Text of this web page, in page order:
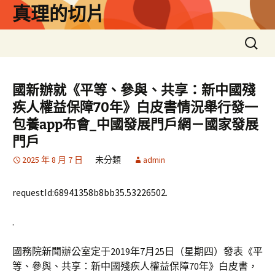
真理的切片
搜
尋
鍵
字:
國新辦就《平等、參與、共享：新中國殘
疾人權益保障70年》白皮書情況舉行發一
包養app布會_中國發展門戶網－國家發展
門戶
2025 年 8 月 7 日 未分類 admin
requestId:68941358b8bb35.53226502.
.
國務院新聞辦公室定于2019年7月25日（星期四）發表《平
等、參與、共享：新中國殘疾人權益保障70年》白皮書，